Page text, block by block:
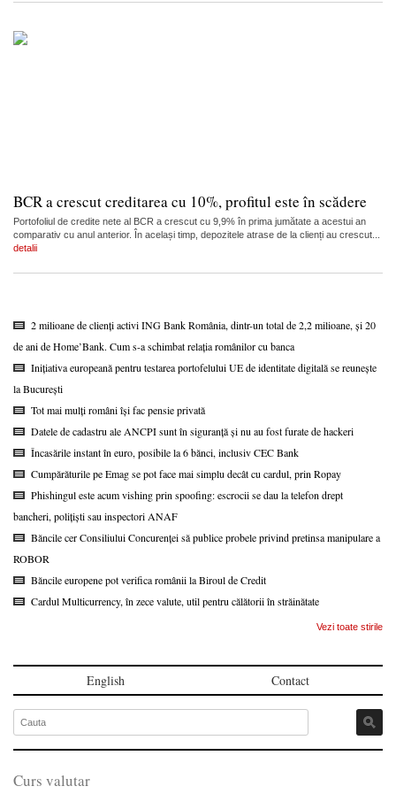
BCR a crescut creditarea cu 10%, profitul este în scădere
Portofoliul de credite nete al BCR a crescut cu 9,9% în prima jumătate a acestui an
comparativ cu anul anterior. În același timp, depozitele atrase de la clienți au crescut...
detalii
2 milioane de clienți activi ING Bank România, dintr-un total de 2,2 milioane, și 20
de ani de Home’Bank. Cum s-a schimbat relația românilor cu banca
Inițiativa europeană pentru testarea portofelului UE de identitate digitală se reunește
la București
Tot mai mulți români își fac pensie privată
Datele de cadastru ale ANCPI sunt în siguranță și nu au fost furate de hackeri
Încasările instant în euro, posibile la 6 bănci, inclusiv CEC Bank
Cumpărăturile pe Emag se pot face mai simplu decât cu cardul, prin Ropay
Phishingul este acum vishing prin spoofing: escrocii se dau la telefon drept
bancheri, polițiști sau inspectori ANAF
Băncile cer Consiliului Concurenței să publice probele privind pretinsa manipulare a
ROBOR
Băncile europene pot verifica românii la Biroul de Credit
Cardul Multicurrency, în zece valute, util pentru călătorii în străinătate
Vezi toate stirile
English Contact
Curs valutar